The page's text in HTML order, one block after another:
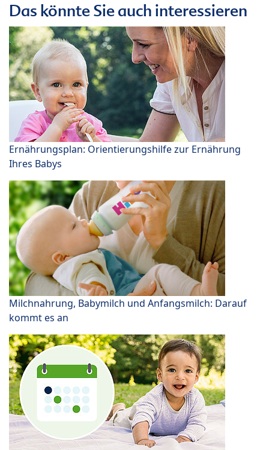
Das könnte Sie auch interessieren
Ernährungsplan: Orientierungshilfe zur Ernährung
Ihres Babys
Milchnahrung, Babymilch und Anfangsmilch: Darauf
kommt es an